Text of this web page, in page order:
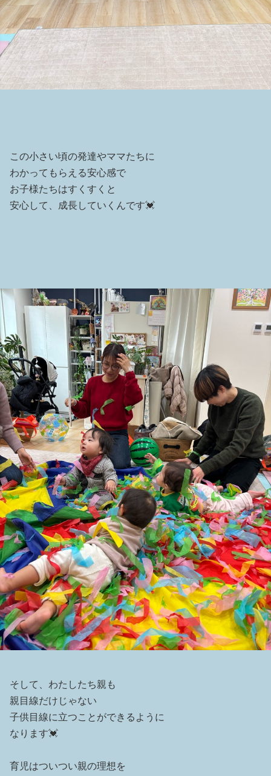
この小さい頃の発達やママたちに
わかってもらえる安心感で
お子様たちはすくすくと
安心して、成長していくんです💓
そして、わたしたち親も
親目線だけじゃない
子供目線に立つことができるように
なります💓
育児はついつい親の理想を